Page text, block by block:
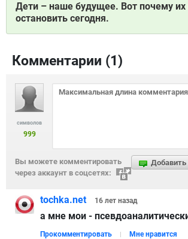
Дети – наше будущее. Вот почему их
остановить сегодня.
Комментарии (1)
символов
999
Вы можете комментировать
через аккаунт в соцсетях:
tochka.net 16 лет назад
а мне мои -
Прокомментировать Мне нравится